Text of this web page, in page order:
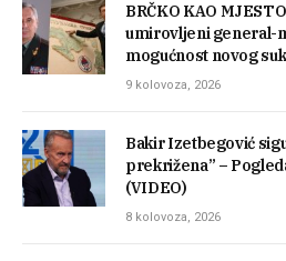
BRČKO KAO
umirovljeni general-
mogućnost novog
9 kolovoza, 2026
Bakir Izetbegović
prekrižena” –
(VIDEO)
8 kolovoza, 2026